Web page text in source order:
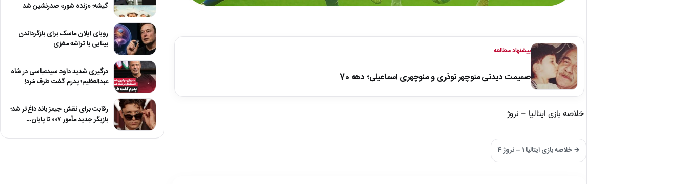
پیشنهاد مطالعه
صمیمت دیدنی منوچهر نوذری و منوچهری اسماعیلی؛ دهه 70
خلاصه بازی ایتالیا – نروژ
→ خلاصه بازی ایتالیا 1 – نروژ 4
گیشه؛ «زنده شور» صدرنشین شد
رویای ایلان ماسک برای بازگرداندن
بینایی با تراشه مغزی
درگیری شدید داود سیدعباسی در شاه
عبدالعظیم؛ پدرم گفت طرف مُرد!
رقابت برای نقش جیمز باند داغ‌تر شد؛
بازیگر جدید مأمور ۰۰۷ تا پایان…